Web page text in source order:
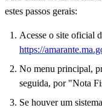
estes passos gerais:
Acesse o site oficial
https://
No menu principal,
seguida, por "Nota
Se houver um